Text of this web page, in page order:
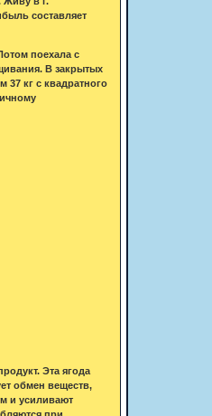
составляет
поехала с
В закрытых
37 кг с квадратного
Эта ягода
обмен веществ,
и усиливают